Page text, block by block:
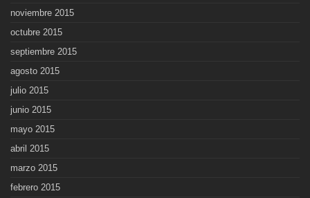
noviembre 2015
octubre 2015
septiembre 2015
agosto 2015
julio 2015
junio 2015
mayo 2015
abril 2015
marzo 2015
febrero 2015